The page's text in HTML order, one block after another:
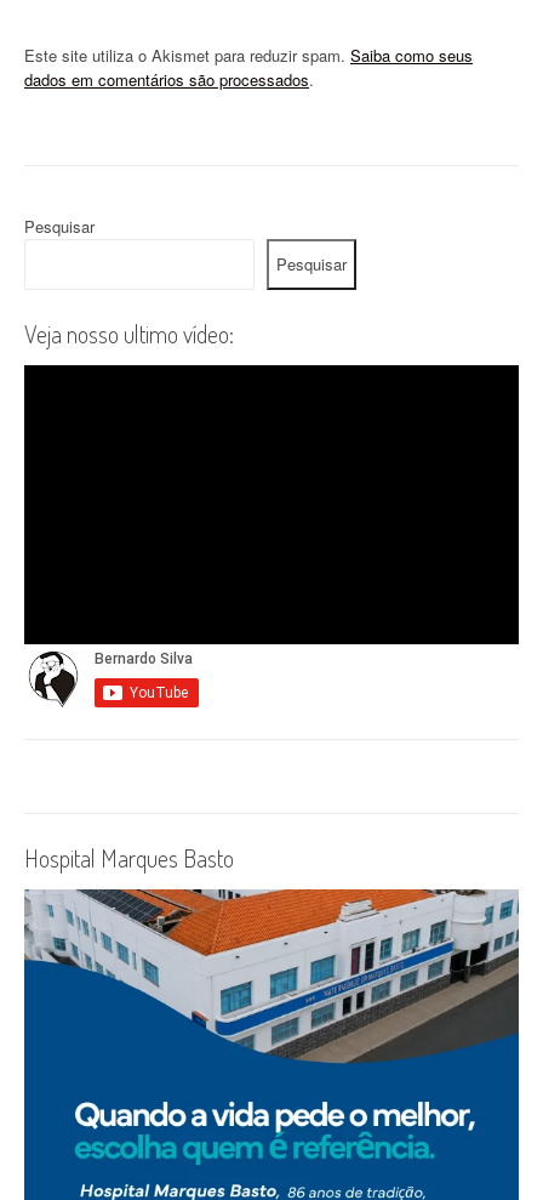
Este site utiliza o Akismet para reduzir spam. Saiba como seus
dados em comentários são processados.
Pesquisar
Pesquisar
Veja nosso ultimo vídeo:
Hospital Marques Basto